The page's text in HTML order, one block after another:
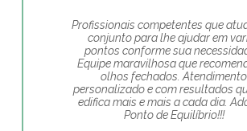
Profissionais competentes que
conjunto para lhe ajudar em
pontos conforme sua
Equipe maravilhosa que
olhos fechados. Atendimento
personalizado e com resultados
edifica mais e mais a cada dia.
Ponto de Equilíbrio!!!